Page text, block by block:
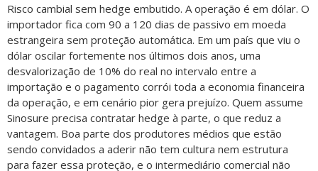
Risco cambial sem hedge embutido. A operação é em dólar. O
importador fica com 90 a 120 dias de passivo em moeda
estrangeira sem proteção automática. Em um país que viu o
dólar oscilar fortemente nos últimos dois anos, uma
desvalorização de 10% do real no intervalo entre a
importação e o pagamento corrói toda a economia financeira
da operação, e em cenário pior gera prejuízo. Quem assume
Sinosure precisa contratar hedge à parte, o que reduz a
vantagem. Boa parte dos produtores médios que estão
sendo convidados a aderir não tem cultura nem estrutura
para fazer essa proteção, e o intermediário comercial não